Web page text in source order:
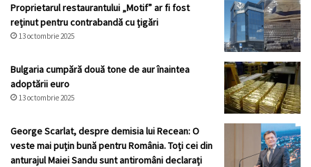
Proprietarul restaurantului „Motif” ar fi fost
reținut pentru contrabandă cu țigări
13 octombrie 2025
Bulgaria cumpără două tone de aur înaintea
adoptării euro
13 octombrie 2025
George Scarlat, despre demisia lui Recean: O
veste mai puțin bună pentru România. Toți cei din
anturajul Maiei Sandu sunt antiromâni declarați